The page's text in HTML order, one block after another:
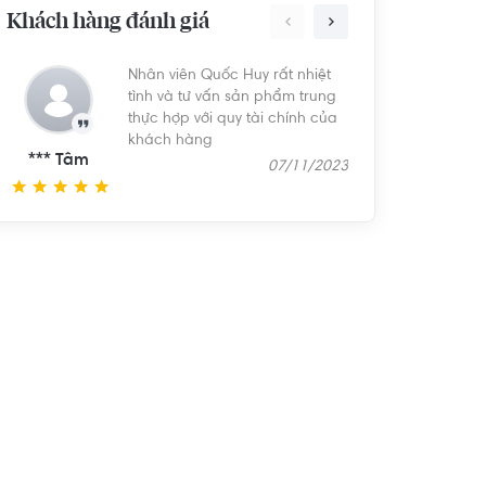
Khách hàng đánh giá
*** Tâm
Nhân viên Quốc Huy rất nhiệt
tình và tư vấn sản phẩm trung
thực hợp với quy tài chính của
khách hàng
07/11/2023